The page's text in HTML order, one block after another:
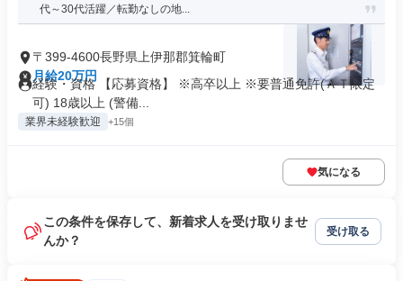
代～30代活躍／転勤なしの地...
〒399-4600長野県上伊那郡箕輪町
月給20万円
経験・資格 【応募資格】 ※高卒以上 ※要普通免許(ＡＴ限定
可) 18歳以上 (警備...
業界未経験歓迎 +15個
気になる
この条件を保存して、新着求人を受け取りませ
んか？
受け取る